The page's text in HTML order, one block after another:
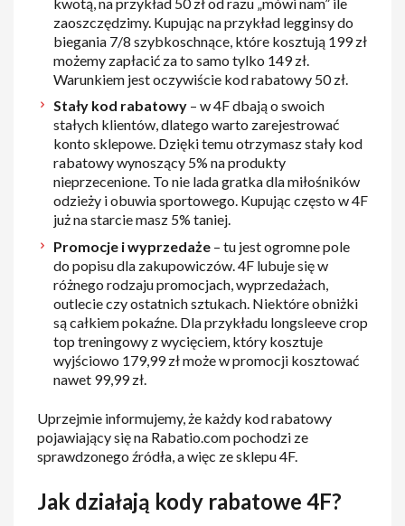
zaoszczędzimy. Kupując na przykład legginsy do
biegania 7/8 szybkoschnące, które kosztują 199 zł
możemy zapłacić za to samo tylko 149 zł.
Warunkiem jest oczywiście kod rabatowy 50 zł.
Stały kod rabatowy– w 4F dbają o swoich
stałych klientów, dlatego warto zarejestrować
konto sklepowe. Dzięki temu otrzymasz stały kod
rabatowy wynoszący 5% na produkty
nieprzecenione. To nie lada gratka dla miłośników
odzieży i obuwia sportowego. Kupując często w 4F
już na starcie masz 5% taniej.
Promocje i wyprzedaże – tu jest ogromne pole
do popisu dla zakupowiczów. 4F lubuje się w
różnego rodzaju promocjach, wyprzedażach,
outlecie czy ostatnich sztukach. Niektóre obniżki
są całkiem pokaźne. Dla przykładu longsleeve crop
top treningowy z wycięciem, który kosztuje
wyjściowo 179,99 zł może w promocji kosztować
nawet 99,99 zł.
Uprzejmie informujemy, że każdy kod rabatowy
pojawiający się na Rabatio.com pochodzi ze
sprawdzonego źródła, a więc ze sklepu 4F.
Jak działają kody rabatowe 4F?